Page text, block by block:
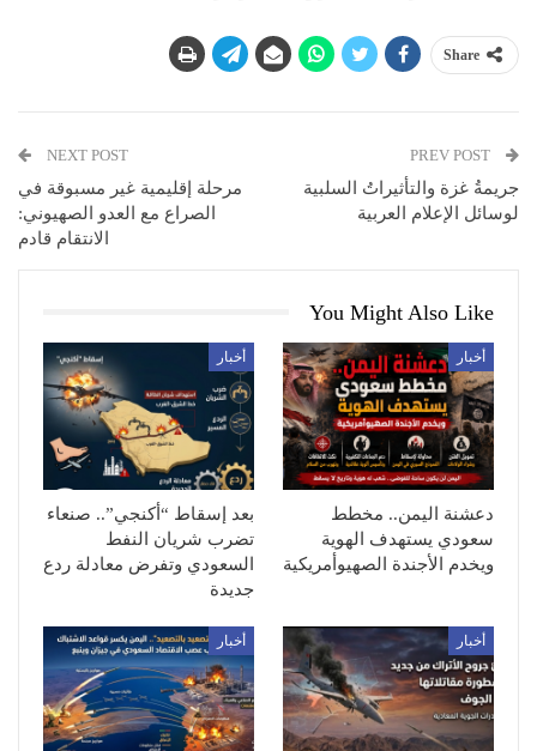
Share
جريمةُ غزة والتأثيراتُ السلبية
لوسائل الإعلام العربية
NEXT POST
مرحلة إقليمية غير مسبوقة في
الصراع مع العدو الصهيوني:
الانتقام قادم
You Might Also Like
أخبار
دعشنة اليمن.. مخطط
سعودي يستهدف الهوية
ويخدم الأجندة الصهيوأمريكية
أخبار
بعد إسقاط “أكنجي”.. صنعاء
تضرب شريان النفط
السعودي وتفرض معادلة ردع
جديدة
أخبار أخبار